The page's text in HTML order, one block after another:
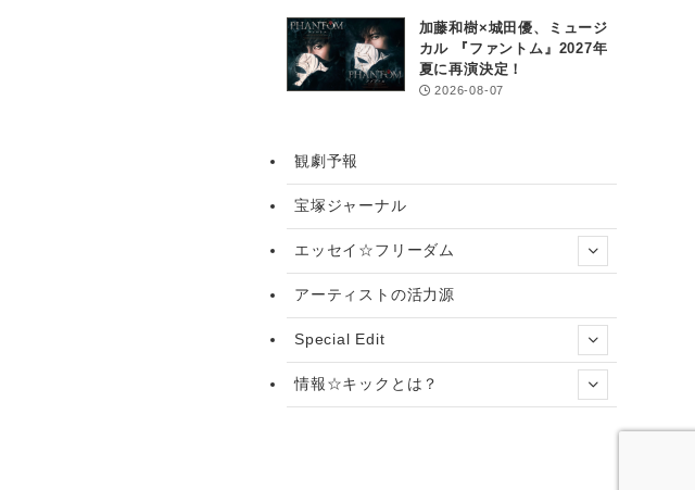
加藤和樹×城田優、ミュージ
カル 『ファントム』2027年
夏に再演決定！
2026-08-07
観劇予報
宝塚ジャーナル
エッセイ☆フリーダム
アーティストの活力源
Special Edit
情報☆キックとは？